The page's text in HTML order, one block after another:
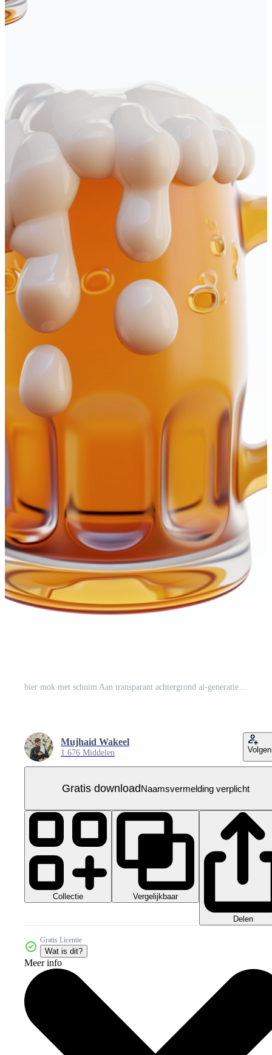
bier mok met schuim Aan transparant achtergrond ai-generatief Gratis PNG
Mujhaid Wakeel
1.676 Middelen Volgen
Gratis downloadNaamsvermelding verplicht
Collectie Vergelijkbaar
Delen
Gratis Licentie
Wat is dit?
Meer info